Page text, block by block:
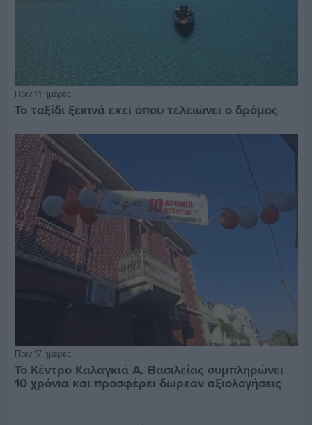
Πριν 14 ημέρες
Το ταξίδι ξεκινά εκεί όπου τελειώνει ο δρόμος
Πριν 17 ημέρες
Το Κέντρο Καλαγκιά Α. Βασιλείας συμπληρώνει
10 χρόνια και προσφέρει δωρεάν αξιολογήσεις